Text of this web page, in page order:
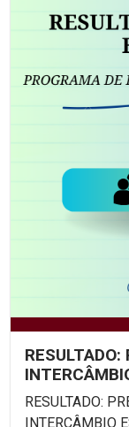
RESULTADO:
EDITAL
RESULTADO:
INTERCÂMBIO